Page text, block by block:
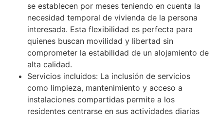
se establecen por meses teniendo en cuenta la
necesidad temporal de vivienda de la persona
interesada. Esta flexibilidad es perfecta para
quienes buscan movilidad y libertad sin
comprometer la estabilidad de un alojamiento de
alta calidad.
Servicios incluidos: La inclusión de servicios
como limpieza, mantenimiento y acceso a
instalaciones compartidas permite a los
residentes centrarse en sus actividades diarias